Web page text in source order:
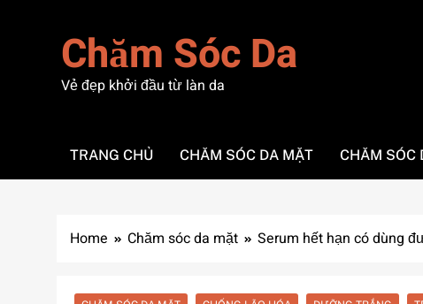
Chăm Sóc Da
Vẻ đẹp khởi đầu từ làn da
TRANG CHỦ CHĂM SÓC DA MẶT CHĂM SÓC
Home Chăm sóc da mặt Serum hết hạn có dùng